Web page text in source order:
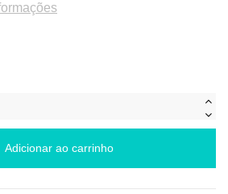
Adicionar ao carrinho